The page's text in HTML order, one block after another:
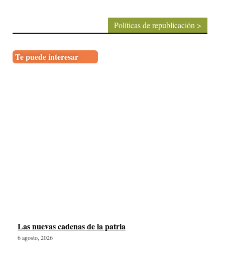
Políticas de republicación >
Te puede interesar
Las nuevas cadenas de la patria
6 agosto, 2026